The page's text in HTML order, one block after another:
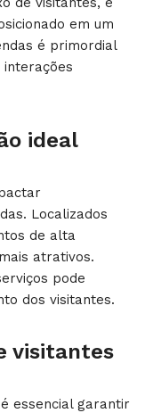
em um
é primordial
ideal
Localizados
de alta
atrativos.
pode
dos visitantes.
visitantes
essencial garantir